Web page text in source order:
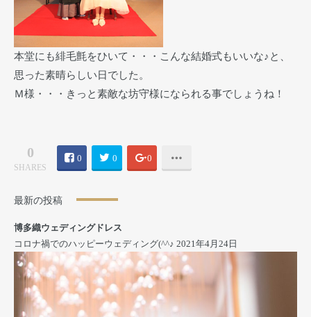
本堂にも緋毛氈をひいて・・・こんな結婚式もいいな♪と、
思った素晴らしい日でした。
Ｍ様・・・きっと素敵な坊守様になられる事でしょうね！
0
SHARES
0 0 0
最新の投稿
博多織ウェディングドレス
コロナ禍でのハッピーウェディング(^^♪ 2021年4月24日